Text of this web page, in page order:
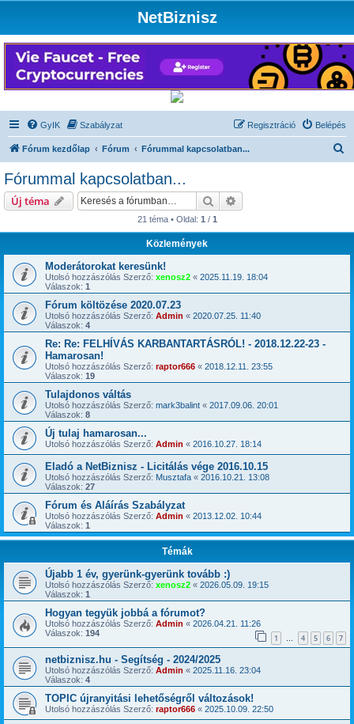
NetBiznisz
GyIK Szabályzat Belépés
Regisztráció
Fórum kezdőlap Fórum Fórummal kapcsolatban...
Fórummal kapcsolatban...
Új téma Keresés
21 téma • Oldal: 1 / 1
Közlemények
Moderátorokat keresünk!
Utolsó hozzászólás Szerző: xenosz2 « 2025.11.19. 18:04
Válaszok: 1
Fórum költözése 2020.07.23
Utolsó hozzászólás Szerző: Admin « 2020.07.25. 11:40
Válaszok: 4
Re: Re: FELHÍVÁS KARBANTARTÁSRÓL! - 2018.12.22-23 -
Hamarosan!
Utolsó hozzászólás Szerző: raptor666 « 2018.12.11. 23:55
Válaszok: 19
Tulajdonos váltás
Utolsó hozzászólás Szerző: mark3balint « 2017.09.06. 20:01
Válaszok: 8
Új tulaj hamarosan...
Utolsó hozzászólás Szerző: Admin « 2016.10.27. 18:14
Eladó a NetBiznisz - Licitálás vége 2016.10.15
Utolsó hozzászólás Szerző: Musztafa « 2016.10.21. 13:08
Válaszok: 27
Fórum és Aláírás Szabályzat
Utolsó hozzászólás Szerző: Admin « 2013.12.02. 10:44
Válaszok: 1
Témák
Újabb 1 év, gyerünk-gyerünk tovább :)
Utolsó hozzászólás Szerző: xenosz2 « 2026.05.09. 19:15
Válaszok: 1
Hogyan tegyük jobbá a fórumot?
Utolsó hozzászólás Szerző: Admin « 2026.04.21. 11:26
Válaszok: 194 1 … 4 5 6 7
netbiznisz.hu - Segítség - 2024/2025
Utolsó hozzászólás Szerző: Admin « 2025.11.16. 23:04
Válaszok: 4
TOPIC újranyitási lehetőségről változások!
Utolsó hozzászólás Szerző: raptor666 « 2025.10.09. 22:50